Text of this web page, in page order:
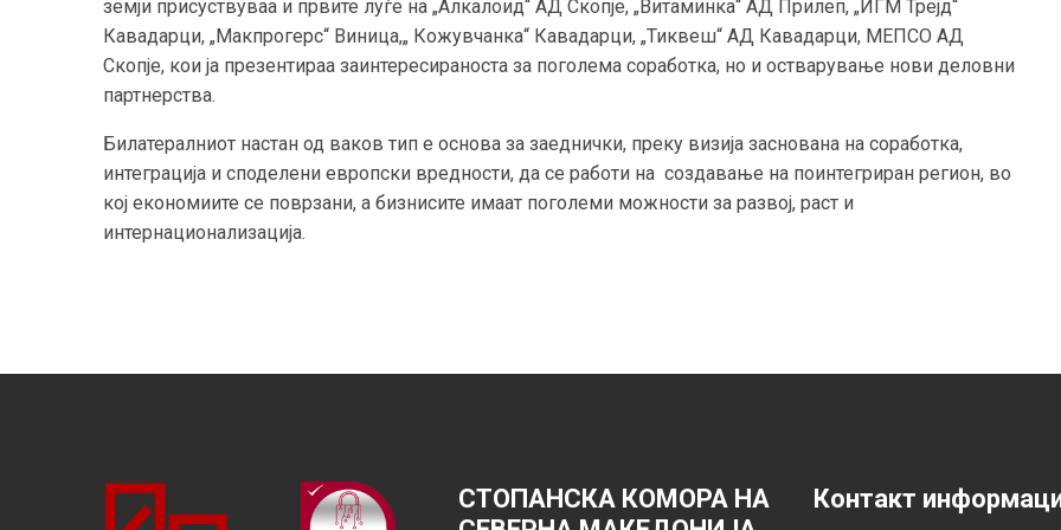
земји присуствуваа и првите луѓе на „Алкалоид“ АД Скопје, „Витаминка“ АД Прилеп, „ИГМ Трејд“
Кавадарци, „Макпрогерс“ Виница,„ Кожувчанка“ Кавадарци, „Тиквеш“ АД Кавадарци, МЕПСО АД
Скопје, кои ја презентираа заинтересираноста за поголема соработка, но и остварување нови деловни
партнерства.
Билатералниот настан од ваков тип е основа за заеднички, преку визија заснована на соработка,
интеграција и споделени европски вредности, да се работи на создавање на поинтегриран регион, во
кој економиите се поврзани, а бизнисите имаат поголеми можности за развој, раст и
интернационализација.
СТОПАНСКА КОМОРА НА
Контакт